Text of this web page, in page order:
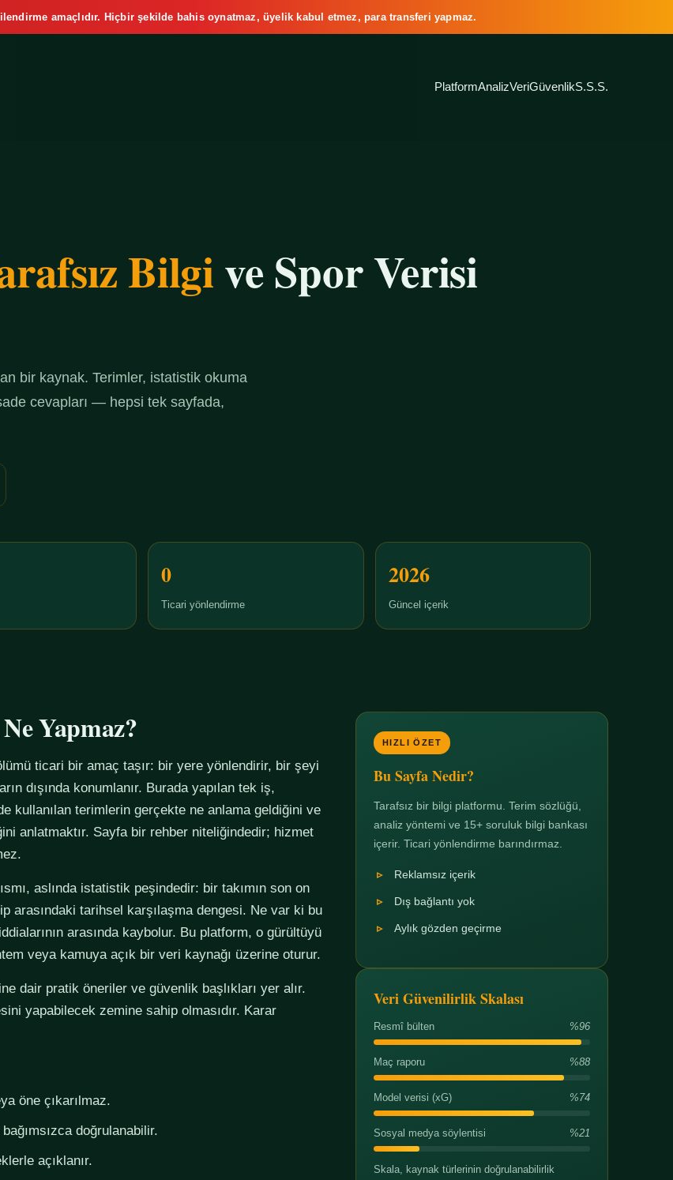
amaçlıdır. Hiçbir şekilde bahis oynatmaz, üyelik kabul etmez, para transferi yapmaz.
PlatformAnalizVeriGüvenlikS.S.S.
Bilgive Spor Verisi
bir kaynak. Terimler, istatistik okuma
cevapları — hepsi tek sayfada,
0
Ticari yönlendirme
2026
Güncel içerik
Yapmaz?
ticari bir amaç taşır: bir yere yönlendirir, bir şeyi
dışında konumlanır. Burada yapılan tek iş,
kullanılan terimlerin gerçekte ne anlama geldiğini ve
anlatmaktır. Sayfa bir rehber niteliğindedir; hizmet
aslında istatistik peşindedir: bir takımın son on
arasındaki tarihsel karşılaşma dengesi. Ne var ki bu
arasında kaybolur. Bu platform, o gürültüyü
veya kamuya açık bir veri kaynağı üzerine oturur.
dair pratik öneriler ve güvenlik başlıkları yer alır.
yapabilecek zemine sahip olmasıdır. Karar
öne çıkarılmaz.
doğrulanabilir.
açıklanır.
HIZLI ÖZET
Bu Sayfa Nedir?
Tarafsız bir bilgi platformu. Terim sözlüğü,
analiz yöntemi ve 15+ soruluk bilgi bankası
içerir. Ticari yönlendirme barındırmaz.
Reklamsız içerik
Dış bağlantı yok
Aylık gözden geçirme
Veri Güvenilirlik Skalası
Resmî bülten %96
Maç raporu %88
Model verisi (xG) %74
Sosyal medya söylentisi %21
Skala, kaynak türlerinin doğrulanabilirlik